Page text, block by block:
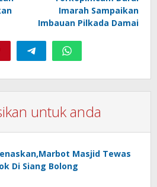
Imarah Sampaikan
Imbauan Pilkada Damai
untuk anda
Masjid Tewas
Di Siang Bolong